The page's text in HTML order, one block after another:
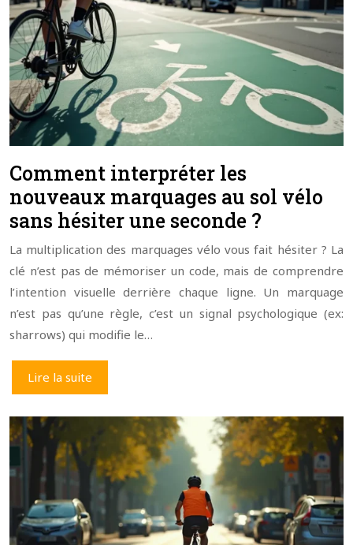
Comment interpréter les
nouveaux marquages au sol vélo
sans hésiter une seconde ?
La multiplication des marquages vélo vous fait hésiter ? La
clé n’est pas de mémoriser un code, mais de comprendre
l’intention visuelle derrière chaque ligne. Un marquage
n’est pas qu’une règle, c’est un signal psychologique (ex:
sharrows) qui modifie le…
Lire la suite